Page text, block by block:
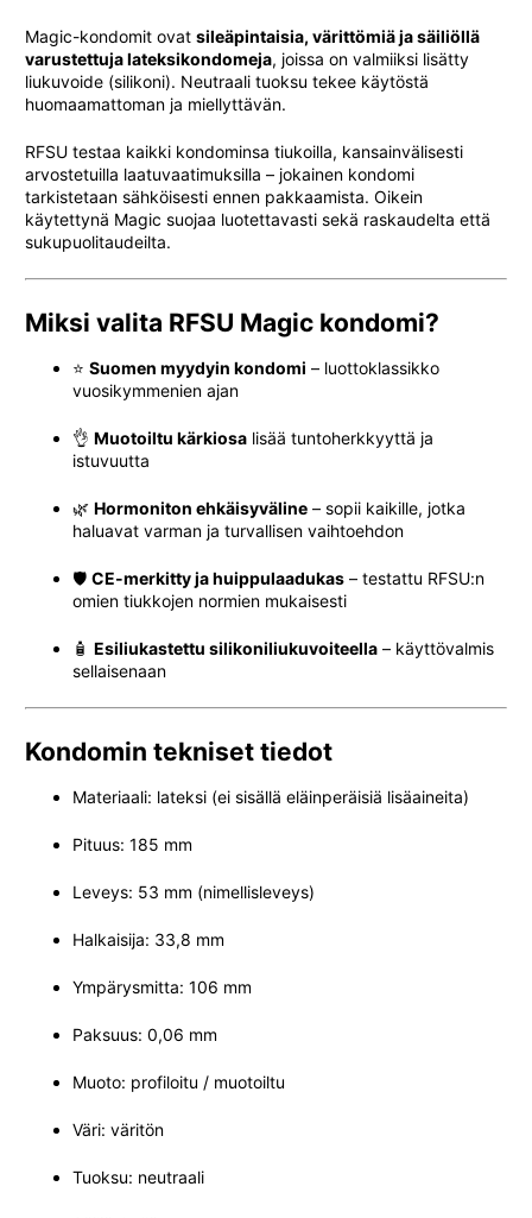
Magic-kondomit ovat sileäpintaisia, värittömiä ja säiliöllä
varustettuja lateksikondomeja, joissa on valmiiksi lisätty
liukuvoide (silikoni). Neutraali tuoksu tekee käytöstä
huomaamattoman ja miellyttävän.
RFSU testaa kaikki kondominsa tiukoilla, kansainvälisesti
arvostetuilla laatuvaatimuksilla – jokainen kondomi
tarkistetaan sähköisesti ennen pakkaamista. Oikein
käytettynä Magic suojaa luotettavasti sekä raskaudelta että
sukupuolitaudeilta.
Miksi valita RFSU Magic kondomi?
⭐ Suomen myydyin kondomi – luottoklassikko
vuosikymmenien ajan
👌 Muotoiltu kärkiosa lisää tuntoherkkyyttä ja
istuvuutta
🌿 Hormoniton ehkäisyväline – sopii kaikille, jotka
haluavat varman ja turvallisen vaihtoehdon
🛡️ CE-merkitty ja huippulaadukas – testattu RFSU:n
omien tiukkojen normien mukaisesti
🧴 Esiliukastettu silikoniliukuvoiteella – käyttövalmis
sellaisenaan
Kondomin tekniset tiedot
Materiaali: lateksi (ei sisällä eläinperäisiä lisäaineita)
Pituus: 185 mm
Leveys: 53 mm (nimellisleveys)
Halkaisija: 33,8 mm
Ympärysmitta: 106 mm
Paksuus: 0,06 mm
Muoto: profiloitu / muotoiltu
Väri: väritön
Tuoksu: neutraali